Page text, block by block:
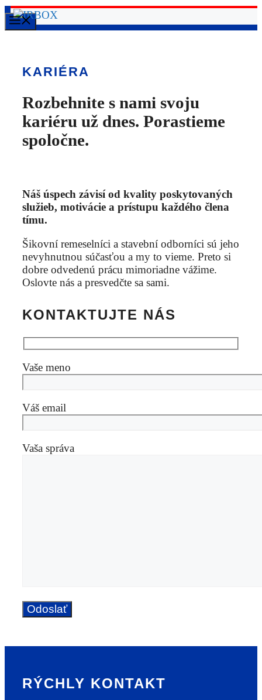
Preskočiť
na
Menu
KARIÉRA
Rozbehnite s nami svoju
kariéru už dnes. Porastieme
spoločne.
Náš úspech závisí od kvality poskytovaných
služieb, motivácie a prístupu každého člena
tímu.
Šikovní remeselníci a stavební odborníci sú jeho
nevyhnutnou súčasťou a my to vieme. Preto si
dobre odvedenú prácu mimoriadne vážime.
Oslovte nás a presvedčte sa sami.
KONTAKTUJTE NÁS
Vaše meno
Váš email
Vaša správa
RÝCHLY KONTAKT